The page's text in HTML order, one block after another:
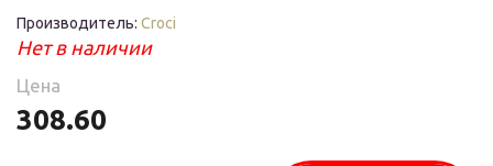
Производитель: Croci
Нет в наличии
Цена
308.60